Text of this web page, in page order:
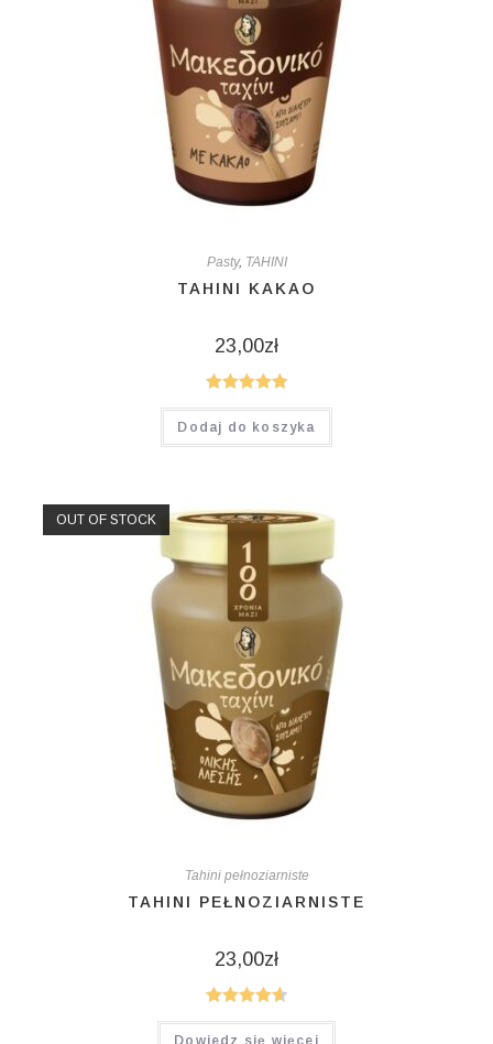
Pasty, TAHINI
TAHINI KAKAO
23,00zł
Oceniono
5.00na 5
Dodaj do koszyka
OUT OF STOCK
Tahini pełnoziarniste
TAHINI PEŁNOZIARNISTE
23,00zł
Oceniono
Dowiedz się więcej